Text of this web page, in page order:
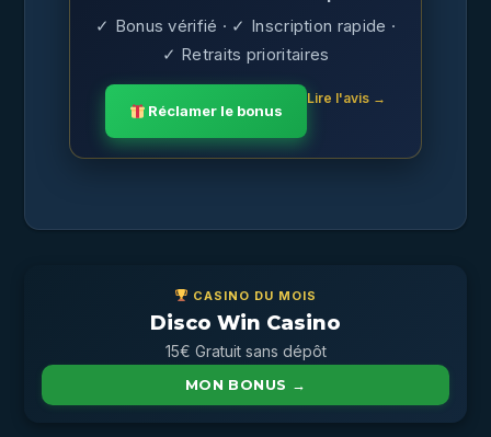
✓ Bonus vérifié · ✓ Inscription rapide ·
✓ Retraits prioritaires
Réclamer le bonus
Lire l'avis →
CASINO DU MOIS
Disco Win Casino
15€ Gratuit sans dépôt
MON BONUS →